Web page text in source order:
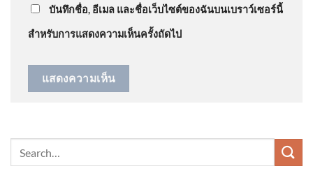
สำนักข่าววันนิวส์
บันทึกชื่อ, อีเมล และชื่อเว็บไซต์ของฉันบนเบราว์เซอร์นี้
สำหรับการแสดงความเห็นครั้งถัดไป